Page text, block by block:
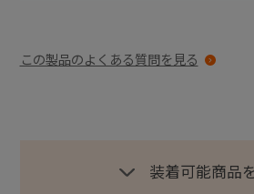
この製品のよくある質問を見る
装着可能商品